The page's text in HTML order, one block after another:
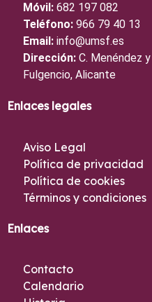
Móvil:682 197 082
Teléfono:966 79 40 13
Email:info@umsf.es
Dirección:C. Menéndez
Fulgencio, Alicante
Enlaces legales
Aviso Legal
Política de privacidad
Política de cookies
Términos y condiciones
Enlaces
Contacto
Calendario